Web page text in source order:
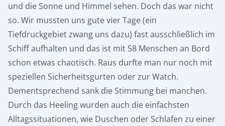
und die Sonne und Himmel sehen. Doch das war nicht
so. Wir mussten uns gute vier Tage (ein
Tiefdruckgebiet zwang uns dazu) fast ausschließlich im
Schiff aufhalten und das ist mit 58 Menschen an Bord
schon etwas chaotisch. Raus durfte man nur noch mit
speziellen Sicherheitsgurten oder zur Watch.
Dementsprechend sank die Stimmung bei manchen.
Durch das Heeling wurden auch die einfachsten
Alltagssituationen, wie Duschen oder Schlafen zu einer